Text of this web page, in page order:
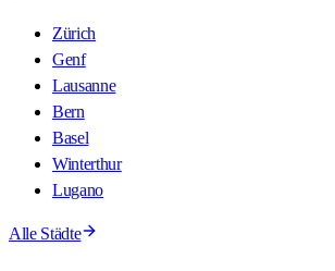
Zürich
Genf
Lausanne
Bern
Basel
Winterthur
Lugano
Alle Städte